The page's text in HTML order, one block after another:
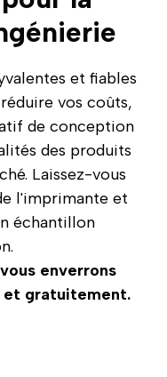
et fiables
vos coûts,
de conception
des produits
Laissez-vous
l'imprimante et
échantillon
enverrons
gratuitement.